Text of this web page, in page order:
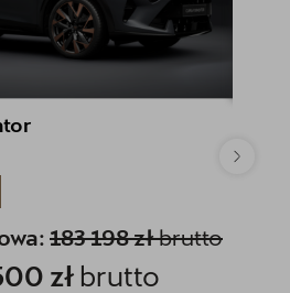
183 198 złbrutto
zł brutto
1.5